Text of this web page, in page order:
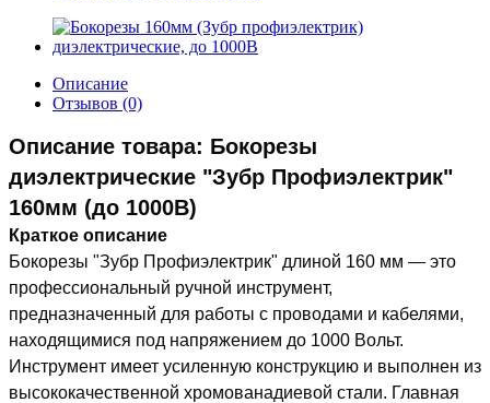
Описание
Отзывов (0)
Описание товара: Бокорезы
диэлектрические "Зубр Профиэлектрик"
160мм (до 1000В)
Краткое описание
Бокорезы "Зубр Профиэлектрик" длиной 160 мм — это
профессиональный ручной инструмент,
предназначенный для работы с проводами и кабелями,
находящимися под напряжением до 1000 Вольт.
Инструмент имеет усиленную конструкцию и выполнен из
высококачественной хромованадиевой стали. Главная